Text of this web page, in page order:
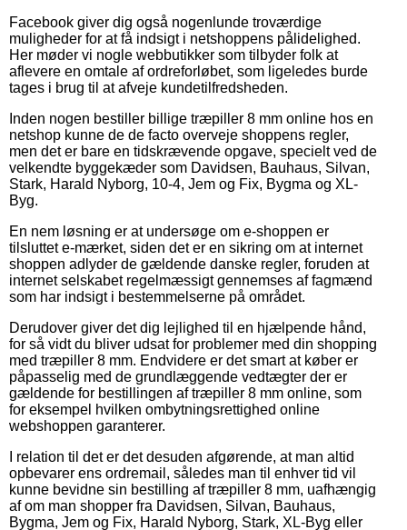
Facebook giver dig også nogenlunde troværdige
muligheder for at få indsigt i netshoppens pålidelighed.
Her møder vi nogle webbutikker som tilbyder folk at
aflevere en omtale af ordreforløbet, som ligeledes burde
tages i brug til at afveje kundetilfredsheden.
Inden nogen bestiller billige træpiller 8 mm online hos en
netshop kunne de de facto overveje shoppens regler,
men det er bare en tidskrævende opgave, specielt ved de
velkendte byggekæder som Davidsen, Bauhaus, Silvan,
Stark, Harald Nyborg, 10-4, Jem og Fix, Bygma og XL-
Byg.
En nem løsning er at undersøge om e-shoppen er
tilsluttet e-mærket, siden det er en sikring om at internet
shoppen adlyder de gældende danske regler, foruden at
internet selskabet regelmæssigt gennemses af fagmænd
som har indsigt i bestemmelserne på området.
Derudover giver det dig lejlighed til en hjælpende hånd,
for så vidt du bliver udsat for problemer med din shopping
med træpiller 8 mm. Endvidere er det smart at køber er
påpasselig med de grundlæggende vedtægter der er
gældende for bestillingen af træpiller 8 mm online, som
for eksempel hvilken ombytningsrettighed online
webshoppen garanterer.
I relation til det er det desuden afgørende, at man altid
opbevarer ens ordremail, således man til enhver tid vil
kunne bevidne sin bestilling af træpiller 8 mm, uafhængig
af om man shopper fra Davidsen, Silvan, Bauhaus,
Bygma, Jem og Fix, Harald Nyborg, Stark, XL-Byg eller